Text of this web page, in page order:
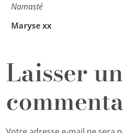
Namasté
Maryse xx
Laisser un